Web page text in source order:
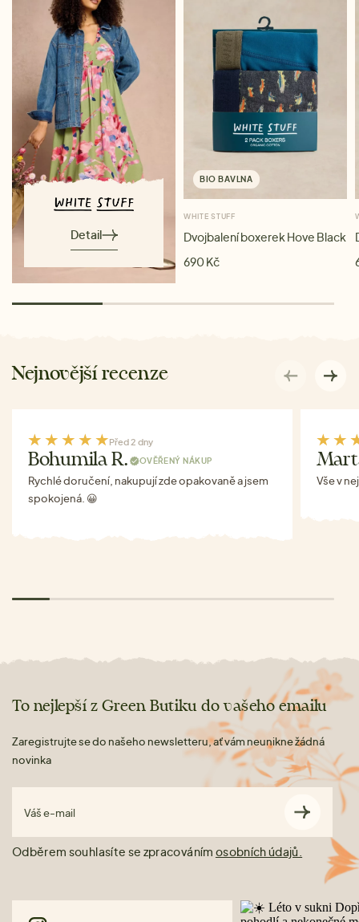
Detail
BIO BAVLNA
WHITE STUFF
Dvojbalení boxerek Hove Black
690 Kč
Nejnovější recenze
Před 2 dny
Bohumila R. OVĚŘENÝ NÁKUP
Rychlé doručení, nakupují zde opakovaně a jsem
spokojená. 😀
Vše v
To nejlepší z Green Butiku do vašeho emailu
Zaregistrujte se do našeho newsletteru, ať vám neunikne žádná
novinka
Váš e-mail
Odběrem souhlasíte se zpracováním osobních údajů.